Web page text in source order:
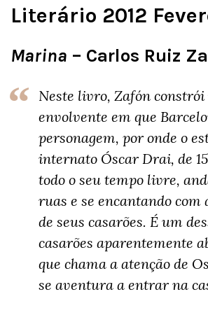
Literário 2012
Marina – Carlos Ruiz
Neste livro, Zafón constrói
envolvente em que
personagem, por onde o
internato Óscar Drai, de
todo o seu tempo livre,
ruas e se encantando
de seus casarões. É um
casarões aparentemente
que chama a atenção de
se aventura a entrar na